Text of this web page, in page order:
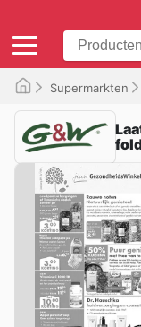
Supermarkten